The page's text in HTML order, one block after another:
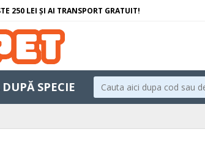
250 LEI ȘI AI TRANSPORT GRATUIT!
SPECIE